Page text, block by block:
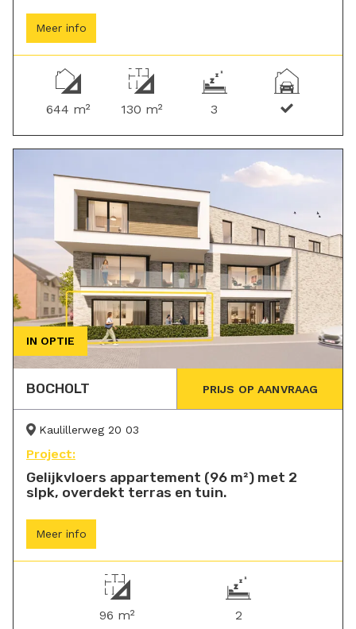
Meer info
644 m² 130 m² 3
IN OPTIE
BOCHOLT PRIJS OP AANVRAAG
Kaulillerweg 20 03
Project:
Gelijkvloers appartement (96 m²) met 2
slpk, overdekt terras en tuin.
Meer info
96 m² 2